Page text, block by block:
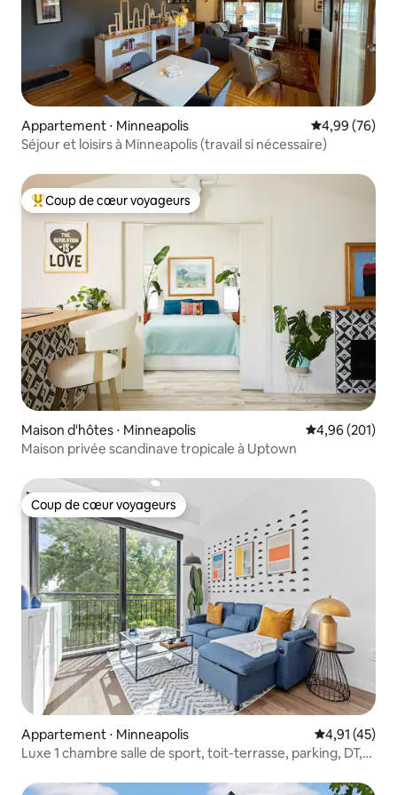
Appartement ⋅ Minneapolis Évaluation
4,99 (76)
Séjour et loisirs à Minneapolis (travail si nécessaire)
Coups de cœur voyageurs les plus appréciés
Coup de cœur voyageurs
Maison d'hôtes ⋅ Minneapolis Évaluation
4,96 (201)
Maison privée scandinave tropicale à Uptown
Coup de cœur voyageurs
Coup de cœur voyageurs
Appartement ⋅ Minneapolis Évaluation
4,91 (45)
Luxe 1 chambre salle de sport, toit-terrasse, parking, DT,